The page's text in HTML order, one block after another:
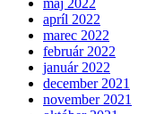
apríl 2022
marec 2022
február 2022
január 2022
december 2021
november 2021